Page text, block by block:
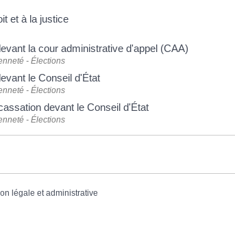
et à la justice
la cour administrative d'appel (CAA)
- Élections
le Conseil d'État
- Élections
devant le Conseil d'État
- Élections
légale et administrative